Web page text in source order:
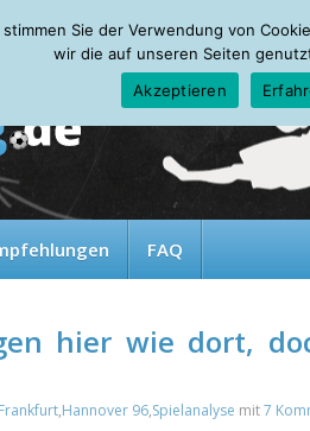
FAQ
hier wie dort,
,Hannover 96,Spielanalyse mit7
Sie der Verwendung von
wir die auf unseren Seiten
Akzeptieren